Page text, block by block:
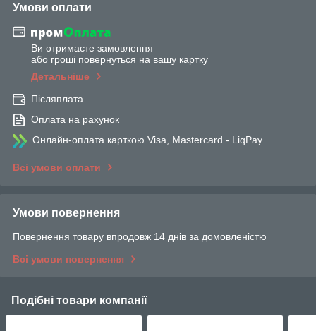
Умови оплати
Ви отримаєте замовлення
або гроші повернуться на вашу картку
Детальніше
Післяплата
Оплата на рахунок
Онлайн-оплата карткою Visa, Mastercard - LiqPay
Всі умови оплати
Умови повернення
Повернення товару впродовж 14 днів за домовленістю
Всі умови повернення
Подібні товари компанії